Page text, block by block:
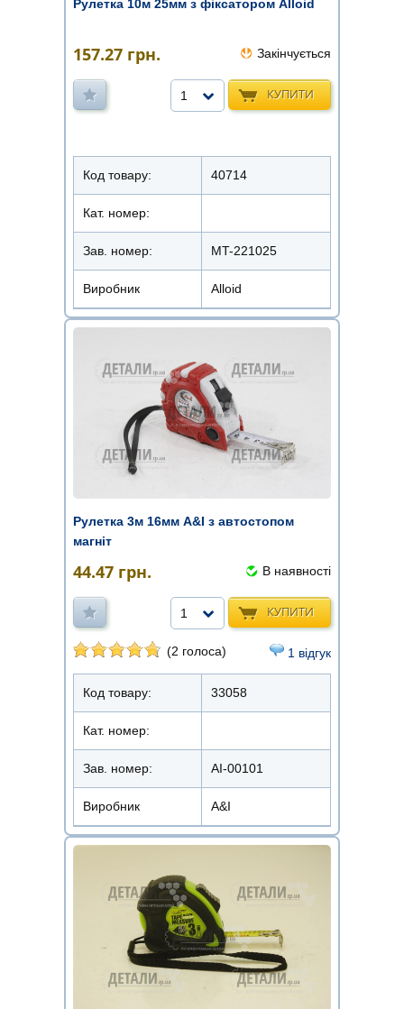
Рулетка 10м 25мм з фіксатором Alloid
157.27 грн. Закінчується
КУПИТИ
1
Код товару: 40714
Кат. номер:
Зав. номер: MT-221025
Виробник Alloid
Рулетка 3м 16мм A&I з автостопом
магніт
44.47 грн. В наявності
КУПИТИ
1
(2 голоса) 1 відгук
Код товару: 33058
Кат. номер:
Зав. номер: AI-00101
Виробник A&I